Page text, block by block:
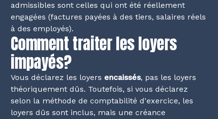
admissibles sont celles qui ont été réellement
engagées (factures payées à des tiers, salaires réels
à des employés).
Comment traiter les loyers
impayés?
Vous déclarez les loyers encaissés, pas les loyers
théoriquement dûs. Toutefois, si vous déclarez
selon la méthode de comptabilité d'exercice, les
loyers dûs sont inclus, mais une créance